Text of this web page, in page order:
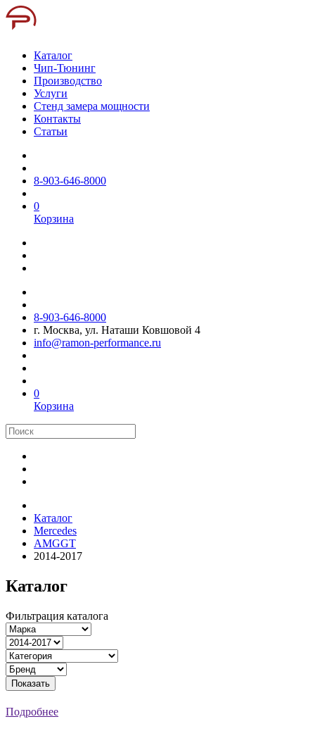
Каталог
Чип-Тюнинг
Производство
Услуги
Стенд замера мощности
Контакты
Статьи
8-903-646-8000
0
Корзина
8-903-646-8000
г. Москва, ул. Наташи Ковшовой 4
info@ramon-performance.ru
0
Корзина
Каталог
Mercedes
AMGGT
2014-2017
Каталог
Фильтрация каталога
Показать
Подробнее